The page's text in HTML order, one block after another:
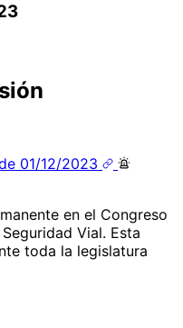
01/12/2023
en el Congreso
Vial. Esta
toda la legislatura